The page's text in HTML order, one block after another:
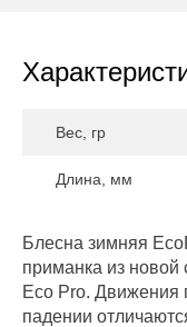
Вес, гр
Длина, мм
Блесна зимняя
приманка из новой
Eco Pro. Движения
падении